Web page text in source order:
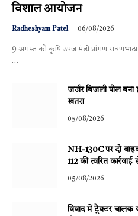
विशाल आयोजन
Radheshyam Patel 06/08/2026
9 अगस्त को कृषि उपज मंडी प्रांगण
…
जर्जर बिजली पोल बना
खतरा
05/08/2026
NH-130C पर दो
112 की त्वरित
05/08/2026
विवाद में ट्रैक्टर चालक